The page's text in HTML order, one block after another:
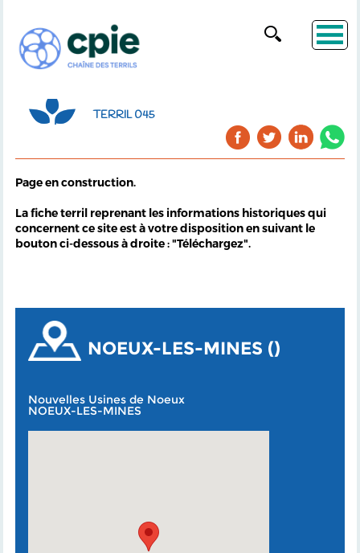
TERRIL 045
Page en construction.
La fiche terril reprenant les informations historiques qui
concernent ce site est à votre disposition en suivant le
bouton ci-dessous à droite : "Téléchargez".
NOEUX-LES-MINES ()
Nouvelles Usines de Noeux
NOEUX-LES-MINES